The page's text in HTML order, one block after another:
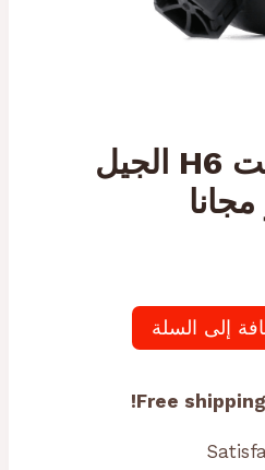
غطاء فلتر الزيت H6 الجيل
إلى السلة
Free